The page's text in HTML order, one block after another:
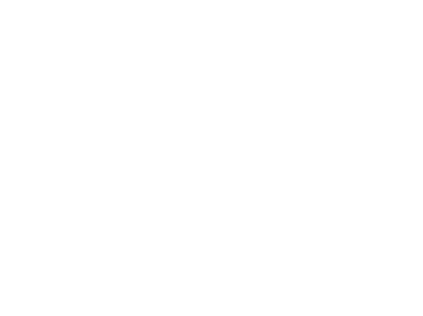
実績があります
ります
送日数内に発送してい